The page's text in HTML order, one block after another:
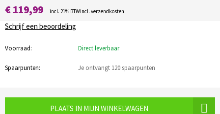
€ 119,99 incl. 21% BTWincl. verzendkosten
Schrijf een beoordeling
Voorraad: Direct leverbaar
Spaarpunten: Je ontvangt 120 spaarpunten
PLAATS IN MIJN WINKELWAGEN